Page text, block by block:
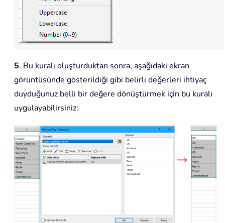
5. Bu kuralı oluşturduktan sonra, aşağıdaki ekran
görüntüsünde gösterildiği gibi belirli değerleri ihtiyaç
duyduğunuz belli bir değere dönüştürmek için bu kuralı
uygulayabilirsiniz: